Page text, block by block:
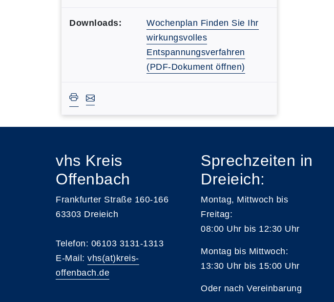
Downloads:
Wochenplan Finden Sie Ihr
wirkungsvolles
Entspannungsverfahren
(PDF-Dokument öffnen)
vhs Kreis
Offenbach
Frankfurter Straße 160-166
63303 Dreieich
Telefon: 06103 3131-1313
E-Mail: vhs(at)kreis-
offenbach.de
Sprechzeiten in
Dreieich:
Montag, Mittwoch bis
Freitag:
08:00 Uhr bis 12:30 Uhr
Montag bis Mittwoch:
13:30 Uhr bis 15:00 Uhr
Oder nach Vereinbarung